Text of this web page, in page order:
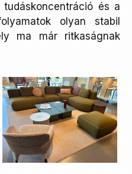
és a
olyan stabil
ma már ritkaságnak